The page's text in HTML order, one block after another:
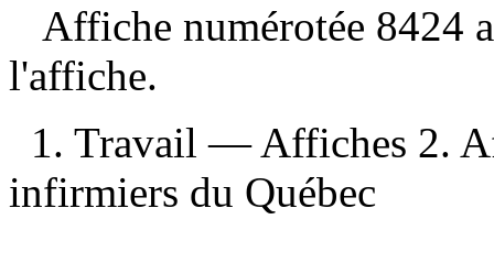
Affiche numérotée 8424
l'affiche.
1. Travail — Affiches 2.
infirmiers du Québec